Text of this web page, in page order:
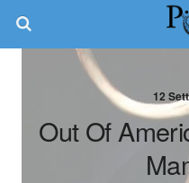
12
Out Of